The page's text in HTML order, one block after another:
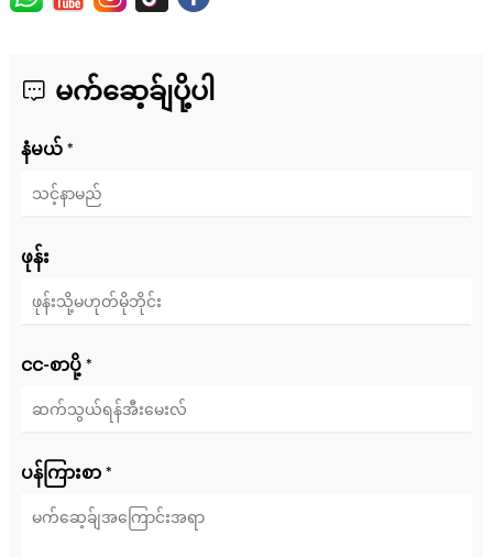
မက်ဆေ့ခ်ျပို့ပါ
နံမယ် *
ဖုန်း
ငင-စာပို့ *
ပန်ကြားစာ *